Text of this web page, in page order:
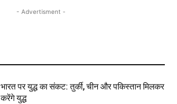
- Advertisment -
भारत पर युद्ध का संकट: तुर्की, चीन और पकिस्तान मिलकर
करेंगे युद्ध